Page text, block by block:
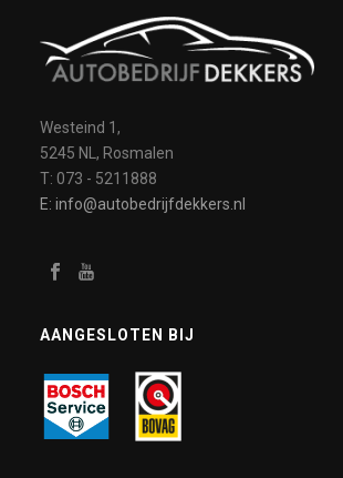
Westeind 1,
5245 NL, Rosmalen
T: 073 - 5211888
E: info@autobedrijfdekkers.nl
AANGESLOTEN BIJ